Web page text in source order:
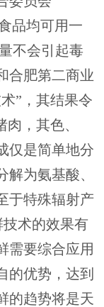
品均可用一
不会引起毒
合肥第二商业
”，其结果令
，其色、
仅是简单地分
为氨基酸、
于特殊辐射产
术的效果有
需要综合应用
的优势，达到
的趋势将是天